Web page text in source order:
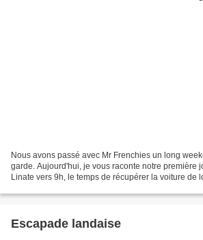
Nous avons passé avec Mr Frenchies un long
garde. Aujourd'hui, je vous raconte notre première
Linate vers 9h, le temps de récupérer la voiture de
Escapade landaise